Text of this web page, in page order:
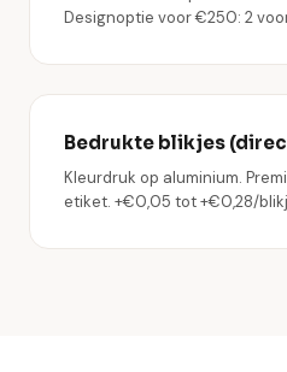
Designoptie voor €250: 2
Bedrukte blikjes
Kleurdruk op aluminium.
etiket. +€0,05 tot +€0,28/